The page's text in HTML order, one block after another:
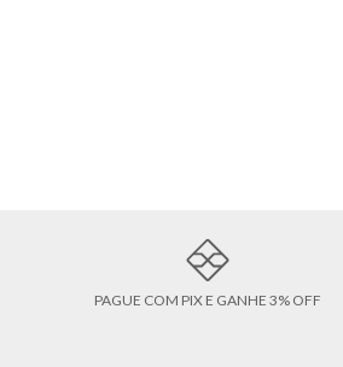
PAGUE COM PIX E GANHE 3% OFF